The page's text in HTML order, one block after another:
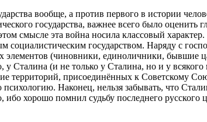
вообще, а против первого в истории
государства, важнее всего было
смысле эта война носила классовый
социалистическим государством. Наряду с
элементов (чиновники, единоличники, бывшие
Сталина (и не только у Сталина, но и у
территорий, присоединённых к Советскому
Наконец, нельзя забывать, что
хорошо помнил судьбу последнего русского